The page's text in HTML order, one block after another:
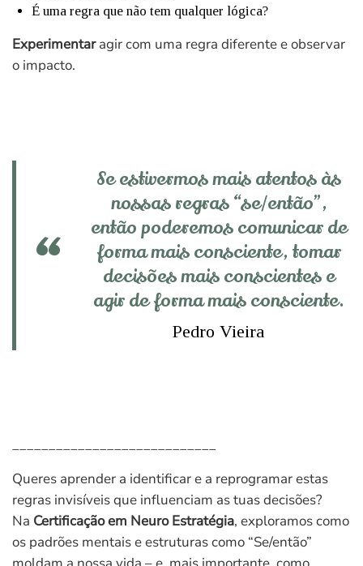
É uma regra que não tem qualquer lógica?
Experimentaragir com uma regra diferente e observar
o impacto.
Se estivermos mais atentos às
nossas regras “se/então”,
então poderemos comunicar de
forma mais consciente, tomar
decisões mais conscientes e
agir de forma mais consciente.
Pedro Vieira
____________________________
Queres aprender a identificar e a reprogramar estas
regras invisíveis que influenciam as tuas decisões?
Na Certificação em Neuro Estratégia, exploramos como
os padrões mentais e estruturas como “Se/então”